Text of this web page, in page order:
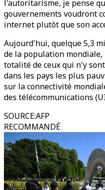
l'autoritarisme, je pense
gouvernements voudront
internet plutôt que son
Aujourd'hui, quelque 5,3
de la population
totalité de ceux qui n'y
dans les pays les plus
sur la connectivité
des télécommunications
SOURCE:AFP
RECOMMANDÉ